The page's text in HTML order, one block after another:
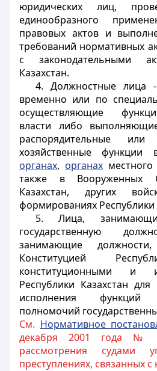
юридических лиц,
единообразного
правовых актов и
требований нормативных
с законодательными
Казахстан.
4. Должностные лица
временно или по
осуществляющие
власти либо
распорядительные или
хозяйственные функции
органах, органахместного
также в Вооруженных
Казахстан, других
формированиях Республики
5. Лица,
государственную
занимающие должности,
Конституцией
конституционными и
Республики Казахстан для
исполнения функций
полномочий
См. Нормативное
декабря 2001 года №
рассмотрения судами
преступлениях, связанных с